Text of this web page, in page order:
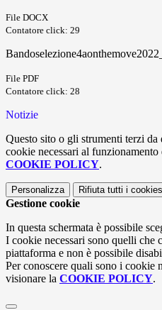
File DOCX
Contatore click: 29
File PDF
Contatore click: 28
Notizie
Questo sito o gli strumenti terzi
cookie necessari al
COOKIE POLICY.
Personalizza Rifiuta tutti i cookies
Gestione cookie
In questa schermata è possibile
I cookie necessari sono quelli che
piattaforma e non è possibile
Per conoscere quali sono i cookie
visionare la COOKIE POLICY.